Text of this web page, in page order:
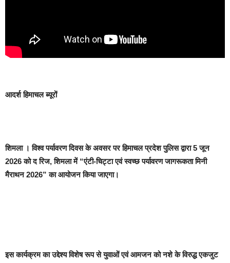
आदर्श हिमाचल ब्यूरों
शिमला। विश्व पर्यावरण दिवस के अवसर पर हिमाचल प्रदेश पुलिस द्वारा 5 जून
2026 को द रिज, शिमला में “एंटी-चिट्टा एवं स्वच्छ पर्यावरण जागरूकता मिनी
मैराथन 2026” का आयोजन किया जाएगा।
इस कार्यक्रम का उद्देश्य विशेष रूप से युवाओं एवं आमजन को नशे के विरुद्ध एकजुट